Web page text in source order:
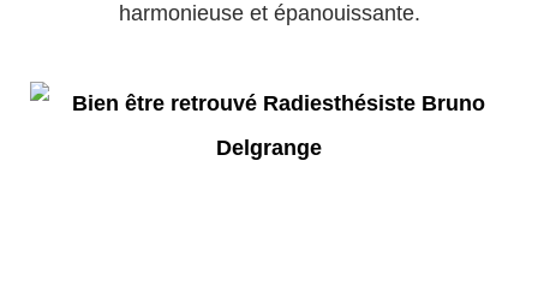
harmonieuse et épanouissante.